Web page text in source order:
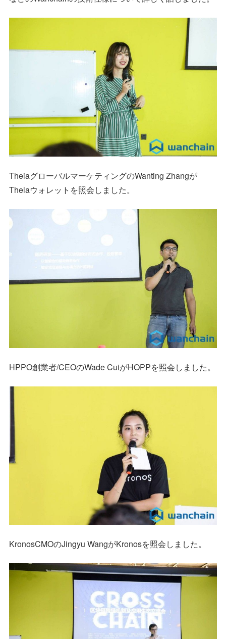
TheiaグローバルマーケティングのWanting Zhangが
Theiaウォレットを照会しました。
HPPO創業者/CEOのWade CuiがHOPPを照会しました。
KronosCMOのJingyu WangがKronosを照会しました。